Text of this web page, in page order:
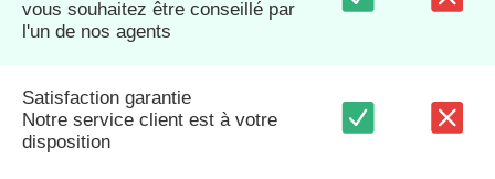
vous souhaitez être conseillé par
l'un de nos agents
Satisfaction garantie
Notre service client est à votre
disposition